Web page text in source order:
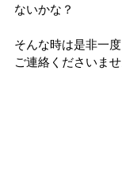
ないかな？
そんな時は是非一
ご連絡くださいませ